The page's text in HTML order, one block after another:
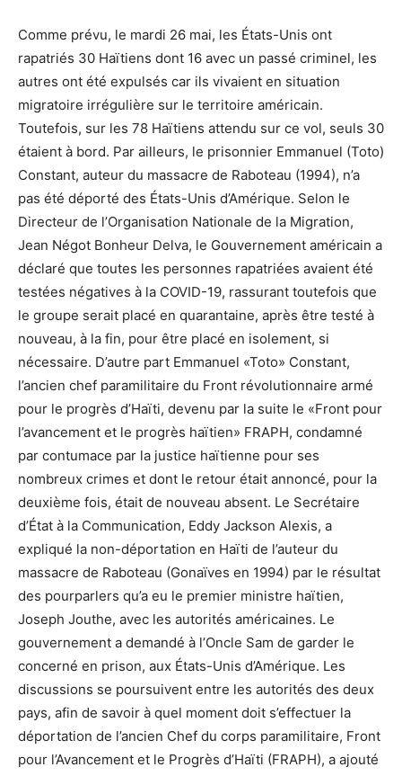
Comme prévu, le mardi 26 mai, les États-Unis ont
rapatriés 30 Haïtiens dont 16 avec un passé criminel, les
autres ont été expulsés car ils vivaient en situation
migratoire irrégulière sur le territoire américain.
Toutefois, sur les 78 Haïtiens attendu sur ce vol, seuls 30
étaient à bord. Par ailleurs, le prisonnier Emmanuel (Toto)
Constant, auteur du massacre de Raboteau (1994), n’a
pas été déporté des États-Unis d’Amérique. Selon le
Directeur de l’Organisation Nationale de la Migration,
Jean Négot Bonheur Delva, le Gouvernement américain a
déclaré que toutes les personnes rapatriées avaient été
testées négatives à la COVID-19, rassurant toutefois que
le groupe serait placé en quarantaine, après être testé à
nouveau, à la fin, pour être placé en isolement, si
nécessaire. D’autre part Emmanuel «Toto» Constant,
l’ancien chef paramilitaire du Front révolutionnaire armé
pour le progrès d’Haïti, devenu par la suite le «Front pour
l’avancement et le progrès haïtien» FRAPH, condamné
par contumace par la justice haïtienne pour ses
nombreux crimes et dont le retour était annoncé, pour la
deuxième fois, était de nouveau absent. Le Secrétaire
d’État à la Communication, Eddy Jackson Alexis, a
expliqué la non-déportation en Haïti de l’auteur du
massacre de Raboteau (Gonaïves en 1994) par le résultat
des pourparlers qu’a eu le premier ministre haïtien,
Joseph Jouthe, avec les autorités américaines. Le
gouvernement a demandé à l’Oncle Sam de garder le
concerné en prison, aux États-Unis d’Amérique. Les
discussions se poursuivent entre les autorités des deux
pays, afin de savoir à quel moment doit s’effectuer la
déportation de l’ancien Chef du corps paramilitaire, Front
pour l’Avancement et le Progrès d’Haïti (FRAPH), a ajouté